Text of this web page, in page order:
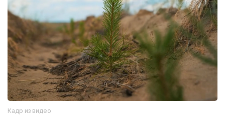
Кадр из видео